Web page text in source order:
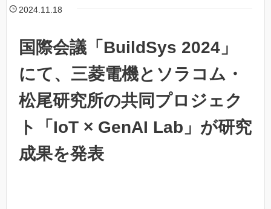
2024.11.18
国際会議「BuildSys 2024」
にて、三菱電機とソラコム・
松尾研究所の共同プロジェク
ト「IoT × GenAI Lab」が研究
成果を発表